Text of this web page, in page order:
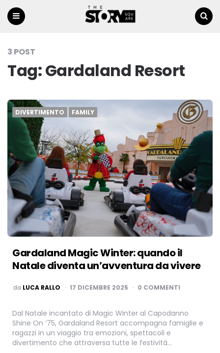
3 POST
Tag:Gardaland Resort
DIVERTIMENTO FAMILY
Gardaland Magic Winter: quando il
Natale diventa un’avventura da vivere
PUBBLICATO
da LUCA RALLO 17 DICEMBRE 2025 0 COMMENTI
Dal Natale incantato di Magic Winter al Capodanno
Shine On ’75, Gardaland Resort accompagna famiglie e
ragazzi in un viaggio tra emozioni, spettacoli e
divertimento che attraversa tutte le festività…